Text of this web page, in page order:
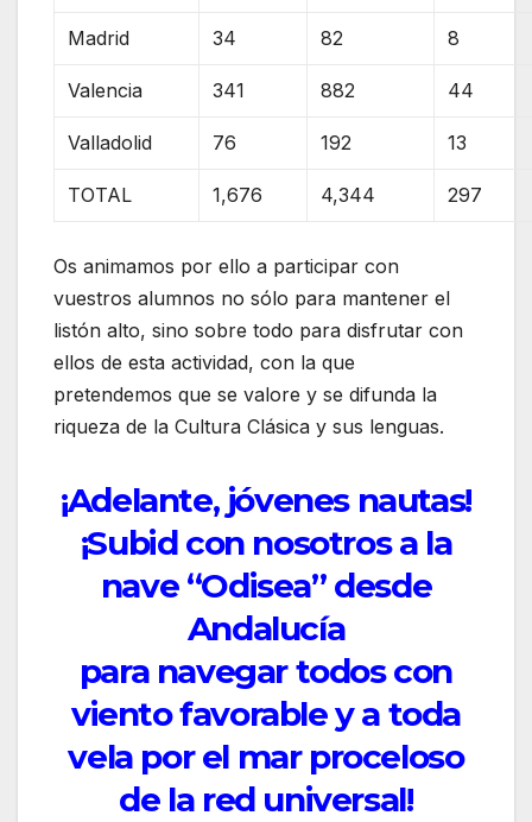
Madrid 34 82 8
Valencia 341 882 44
Valladolid 76 192 13
TOTAL 1,676 4,344 297
Os animamos por ello a participar con
vuestros alumnos no sólo para mantener el
listón alto, sino sobre todo para disfrutar con
ellos de esta actividad, con la que
pretendemos que se valore y se difunda la
riqueza de la Cultura Clásica y sus lenguas.
¡Adelante, jóvenes nautas!
¡Subid con nosotros a la
nave “Odisea” desde
Andalucía
para navegar todos con
viento favorable y a toda
vela por el mar proceloso
de la red universal!